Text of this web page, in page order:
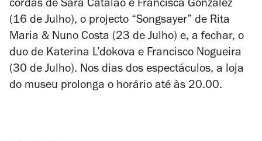
cordas de Sara Catalão e Francisca Gonzalez
(16 de Julho), o projecto “Songsayer” de Rita
Maria & Nuno Costa (23 de Julho) e, a fechar, o
duo de Katerina L’dokova e Francisco Nogueira
(30 de Julho). Nos dias dos espectáculos, a loja
do museu prolonga o horário até às 20.00.